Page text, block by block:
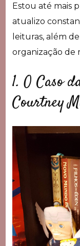
Estou até mais
atualizo
leituras, além
organização de
1. O Caso
Courtney